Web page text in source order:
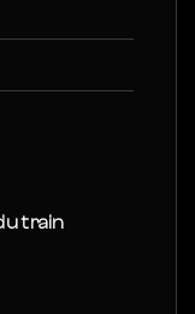
train